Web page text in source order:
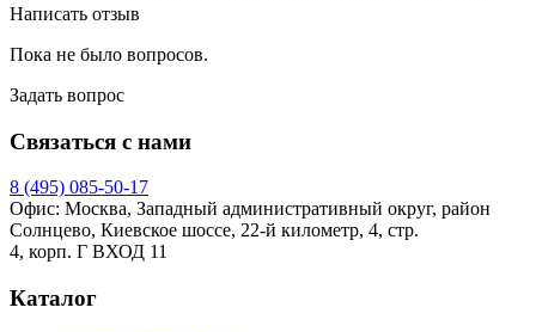
Написать отзыв
Пока не было вопросов.
Задать вопрос
Связаться с нами
8 (495) 085-50-17
Офис: Москва, Западный административный округ, район
Солнцево, Киевское шоссе, 22-й километр, 4, стр.
4, корп. Г ВХОД 11
Каталог